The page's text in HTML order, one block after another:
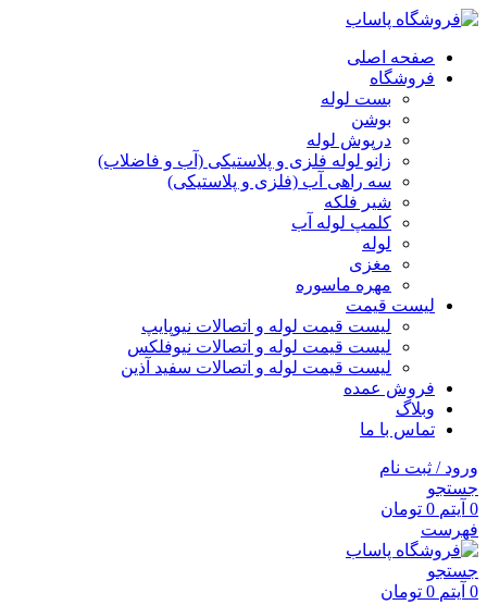
صفحه اصلی
فروشگاه
بست لوله
بوشن
درپوش لوله
زانو لوله فلزی و پلاستیکی (آب و فاضلاب)
سه راهی آب (فلزی و پلاستیکی)
شیر فلکه
کلمپ لوله آب
لوله
مغزی
مهره ماسوره
لیست قیمت
لیست قیمت لوله و اتصالات نیوپایپ
لیست قیمت لوله و اتصالات نیوفلکس
لیست قیمت لوله و اتصالات سفید آذین
فروش عمده
وبلاگ
تماس با ما
ورود / ثبت نام
جستجو
0 آیتم 0 تومان
فهرست
جستجو
0 آیتم 0 تومان